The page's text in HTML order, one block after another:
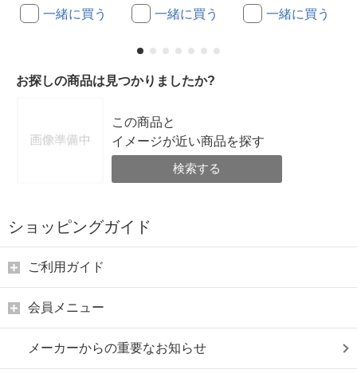
一緒に買う 一緒に買う 一緒に買う
お探しの商品は見つかりましたか?
この商品と
イメージが近い商品を探す
検索する
ショッピングガイド
ご利用ガイド
会員メニュー
メーカーからの重要なお知らせ